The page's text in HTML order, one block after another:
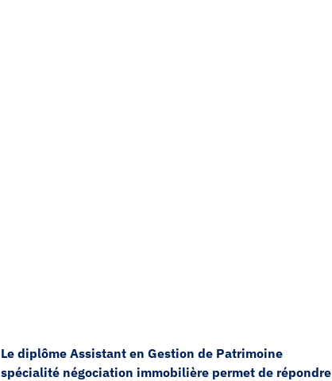
Le diplôme Assistant en Gestion de Patrimoine
spécialité négociation immobilière permet de répondre